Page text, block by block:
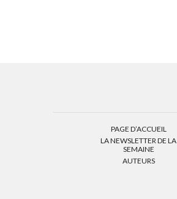
PAGE D’ACCUEIL
LA NEWSLETTER DE LA
SEMAINE
AUTEURS